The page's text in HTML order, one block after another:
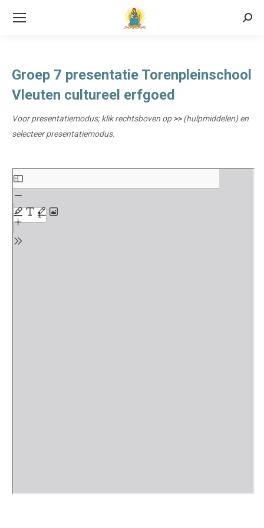
Groep 7 presentatie Torenpleinschool
Vleuten cultureel erfgoed
Voor presentatiemodus; klik rechtsboven op>>(hulpmiddelen) en
selecteer presentatiemodus.
Ga
naar
de
PDF
inhoud